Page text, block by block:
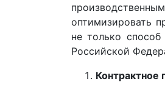
оптимизировать
не только
Российской
Контрактное